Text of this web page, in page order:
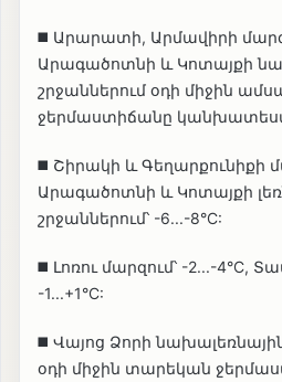
◼️ Արարատի, Արմավիրի
Արագածոտնի և Կոտայքի
շրջաններում օդի միջին
ջերմաստիճանը
◼️ Շիրակի և Գեղարքունիքի
Արագածոտնի և Կոտայքի
շրջաններում՝ -6...-8°C:
◼️ Լոռու մարզում՝ -2...-4°C,
-1...+1°C:
◼️ Վայոց Ձորի
օդի միջին տարեկան